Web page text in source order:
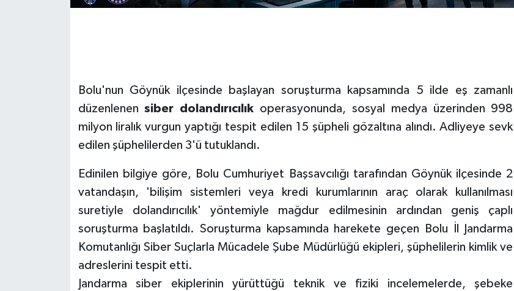
Bolu'nun Göynük ilçesinde başlayan soruşturma kapsamında 5 ilde eş zamanlı
düzenlenensiber dolandırıcılık operasyonunda, sosyal medya üzerinden 998
milyon liralık vurgun yaptığı tespit edilen 15 şüpheli gözaltına alındı. Adliyeye sevk
edilen şüphelilerden 3'ü tutuklandı.
Edinilen bilgiye göre, Bolu Cumhuriyet Başsavcılığı tarafından Göynük ilçesinde 2
vatandaşın, 'bilişim sistemleri veya kredi kurumlarının araç olarak kullanılması
suretiyle dolandırıcılık' yöntemiyle mağdur edilmesinin ardından geniş çaplı
soruşturma başlatıldı. Soruşturma kapsamında harekete geçen Bolu İl Jandarma
Komutanlığı Siber Suçlarla Mücadele Şube Müdürlüğü ekipleri, şüphelilerin kimlik ve
adreslerini tespit etti.
Jandarma siber ekiplerinin yürüttüğü teknik ve fiziki incelemelerde, şebeke
HABERDE İNSAN
Jandarma
KÜLTÜR SANAT